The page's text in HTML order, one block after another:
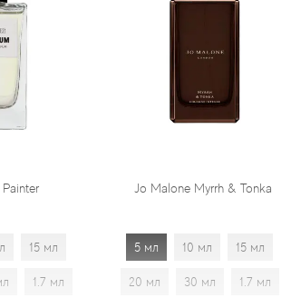
Jo Malone Myrrh & Tonka
5 мл 15 мл
20 мл 1.7 мл
Initio
5 мл
20 мл